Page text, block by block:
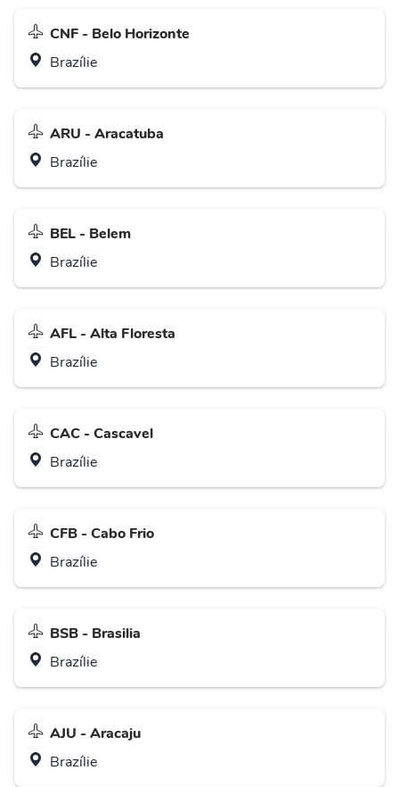
CNF - Belo Horizonte
Brazílie
ARU - Aracatuba
Brazílie
BEL - Belem
Brazílie
AFL - Alta Floresta
Brazílie
CAC - Cascavel
Brazílie
CFB - Cabo Frio
Brazílie
BSB - Brasilia
Brazílie
AJU - Aracaju
Brazílie